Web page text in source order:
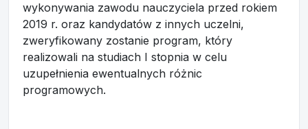
wykonywania zawodu nauczyciela przed rokiem
2019 r. oraz kandydatów z innych uczelni,
zweryfikowany zostanie program, który
realizowali na studiach I stopnia w celu
uzupełnienia ewentualnych różnic
programowych.